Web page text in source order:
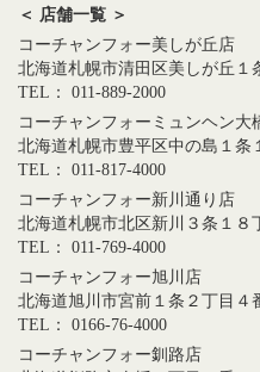
＜ 店舗一覧 ＞
コーチャンフォー美しが丘店
北海道札幌市清田区美しが丘１
TEL： 011-889-2000
コーチャンフォーミュンヘン大
北海道札幌市豊平区中の島１条
TEL： 011-817-4000
コーチャンフォー新川通り店
北海道札幌市北区新川３条１８
TEL： 011-769-4000
コーチャンフォー旭川店
北海道旭川市宮前１条２丁目４
TEL： 0166-76-4000
コーチャンフォー釧路店